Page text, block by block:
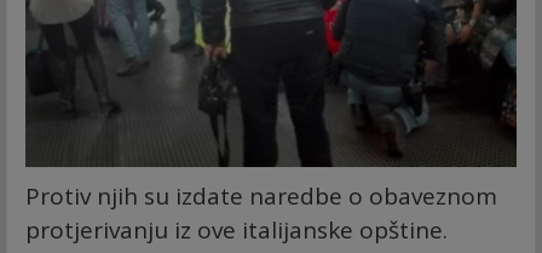
Protiv njih su izdate naredbe o obaveznom
protjerivanju iz ove italijanske opštine.